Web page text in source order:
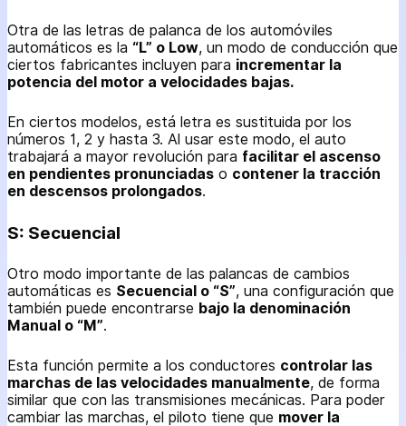
Otra de las letras de palanca de los automóviles
automáticos es la “L” o Low, un modo de conducción que
ciertos fabricantes incluyen para incrementar la
potencia del motor a velocidades bajas.
En ciertos modelos, está letra es sustituida por los
números 1, 2 y hasta 3. Al usar este modo, el auto
trabajará a mayor revolución para facilitar el ascenso
en pendientes pronunciadas o contener la tracción
en descensos prolongados.
S: Secuencial
Otro modo importante de las palancas de cambios
automáticas es Secuencial o “S”, una configuración que
también puede encontrarse bajo la denominación
Manual o “M”.
Esta función permite a los conductores controlar las
marchas de las velocidades manualmente, de forma
similar que con las transmisiones mecánicas. Para poder
cambiar las marchas, el piloto tiene que mover la